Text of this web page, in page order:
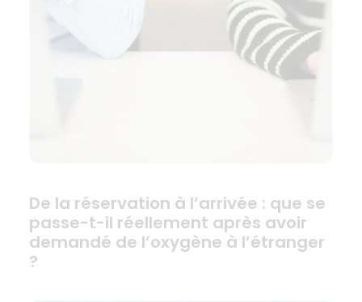
De la réservation à l’arrivée : que se
passe-t-il réellement après avoir
demandé de l’oxygène à l’étranger
?